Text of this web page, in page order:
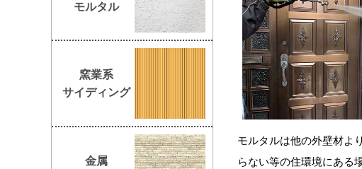
モルタルは他の外壁材よ
らない等の住環境にある
モルタル
窯業系
サイディング
金属